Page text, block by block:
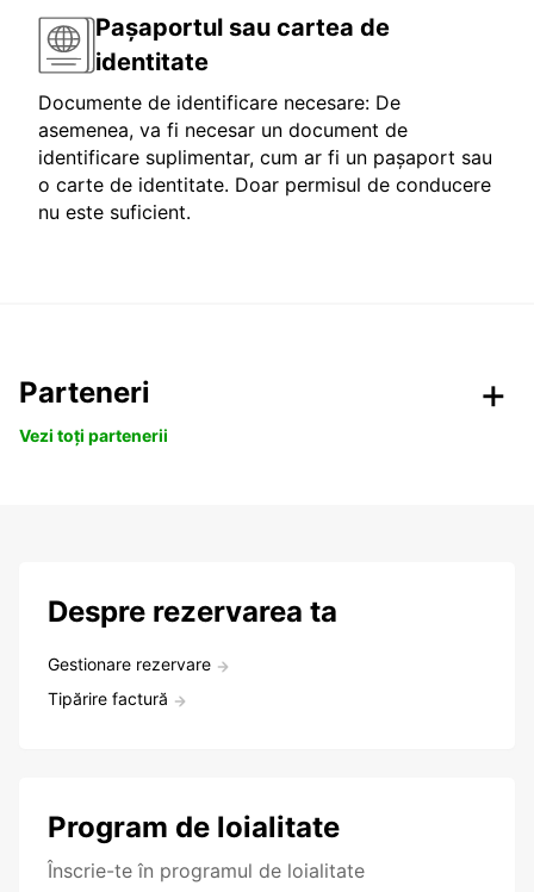
Pașaportul sau cartea de
identitate
Documente de identificare necesare: De
asemenea, va fi necesar un document de
identificare suplimentar, cum ar fi un pașaport sau
o carte de identitate. Doar permisul de conducere
nu este suficient.
Parteneri
Vezi toți partenerii
Despre rezervarea ta
Gestionare rezervare
Tipărire factură
Program de loialitate
Înscrie-te în programul de loialitate